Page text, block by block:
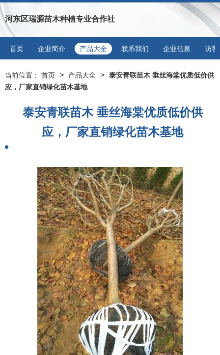
河东区瑞源苗木种植专业合作社
首页 企业简介 产品大全 联系我们 企业信息 访客
当前位置： 首页 > 产品大全 > 泰安青联苗木 垂丝海棠优质低价供
应，厂家直销绿化苗木基地
泰安青联苗木 垂丝海棠优质低价供
应，厂家直销绿化苗木基地